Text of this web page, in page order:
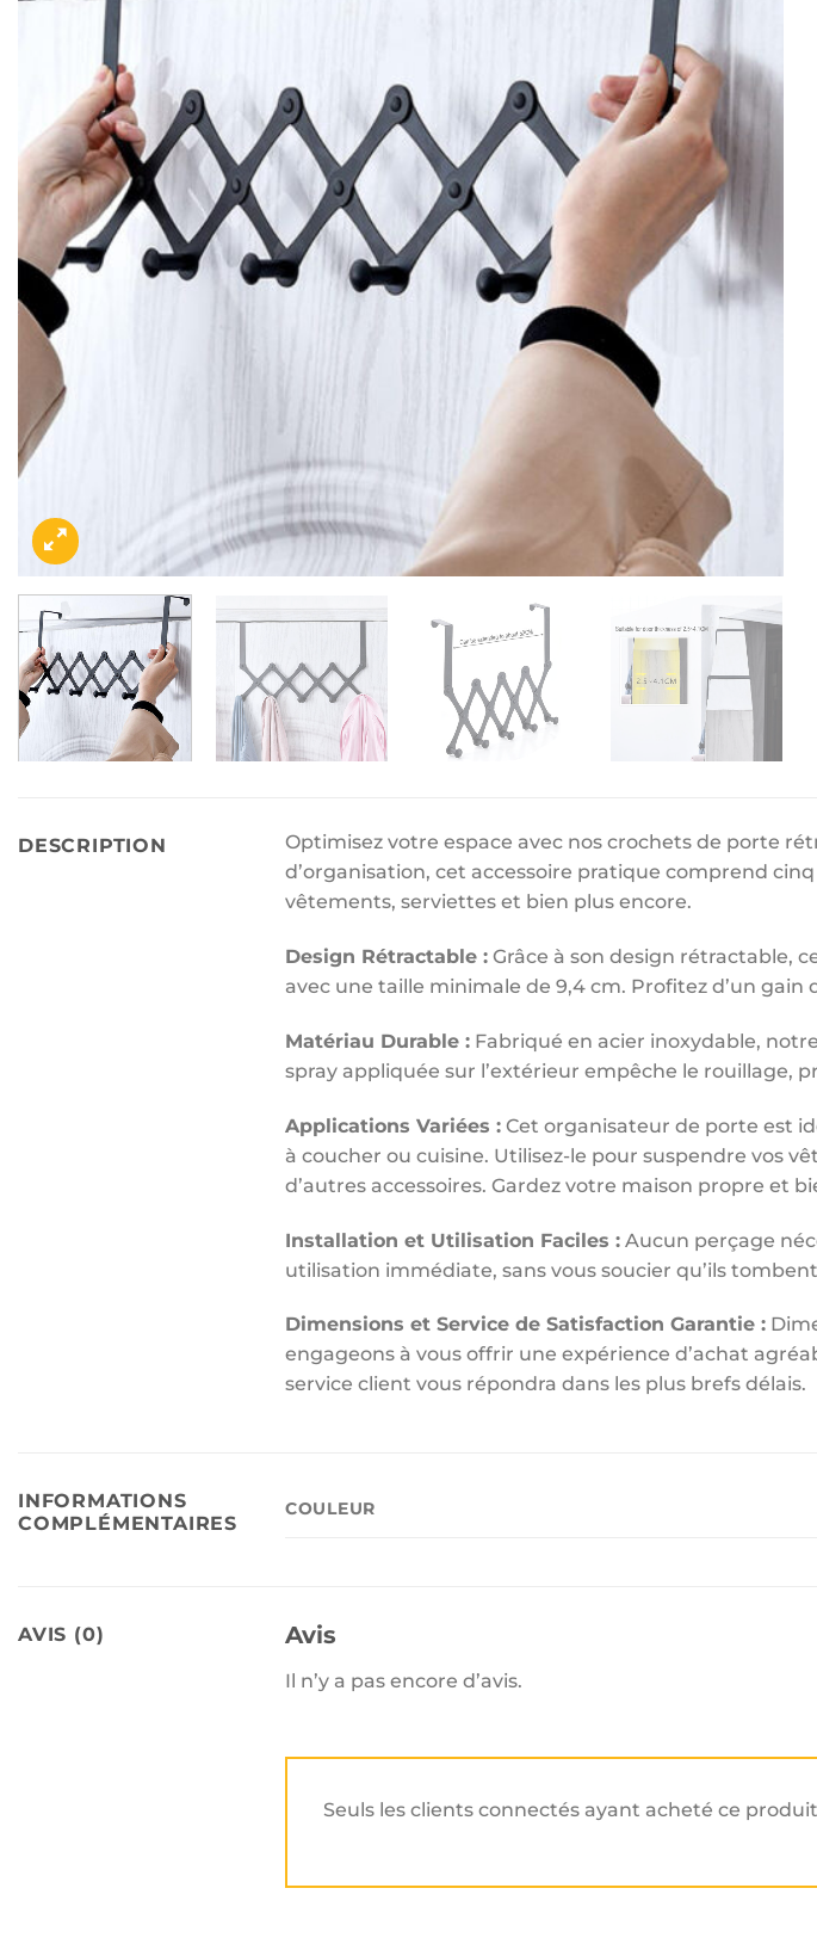
DESCRIPTION
Optimisez votre espace avec nos crochets de porte
d’organisation, cet accessoire pratique comprend
vêtements, serviettes et bien plus encore.
Design Rétractable : Grâce à son design rétractable,
avec une taille minimale de 9,4 cm. Profitez d’un
Matériau Durable : Fabriqué en acier inoxydable,
spray appliquée sur l’extérieur empêche le rouillage,
Applications Variées : Cet organisateur de porte est
à coucher ou cuisine. Utilisez-le pour suspendre vos
d’autres accessoires. Gardez votre maison propre et
Installation et Utilisation Faciles : Aucun perçage
utilisation immédiate, sans vous soucier qu’ils
Dimensions et Service de Satisfaction Garantie :
engageons à vous offrir une expérience d’achat
service client vous répondra dans les plus brefs délais.
INFORMATIONS
COMPLÉMENTAIRES
COULEUR
AVIS (0) Avis
Il n’y a pas encore d’avis.
Seuls les clients connectés ayant acheté ce